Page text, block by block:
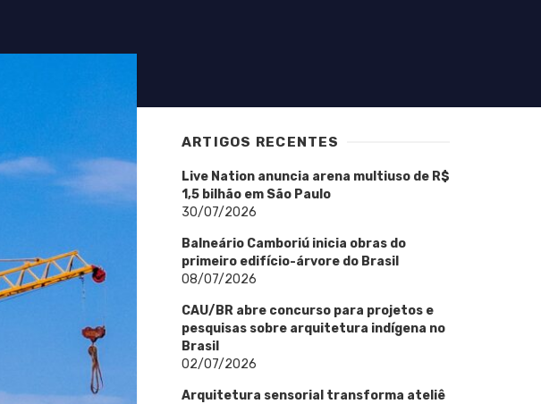
ARTIGOS RECENTES
Live Nation anuncia arena multiuso de R$
1,5 bilhão em São Paulo
30/07/2026
Balneário Camboriú inicia obras do
primeiro edifício-árvore do Brasil
08/07/2026
CAU/BR abre concurso para projetos e
pesquisas sobre arquitetura indígena no
Brasil
02/07/2026
Arquitetura sensorial transforma ateliê